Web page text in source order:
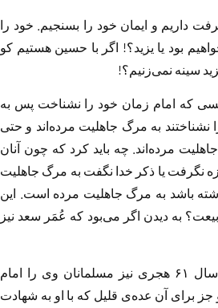
داریم و ایمان خود را بسنجیم. خود را
بود یا یزید؟! اگر با حسین هستیم کو
سینه نمی‌زنیم؟!
که امام زمان خود را نشناخت پس به
به مرگ جاهلیت مرده‌اند و حتی
مرده‌اند. چه باید کرد که چون آنان
نگرفت یا ذکر خدا نگفت به مرگ جاهلیت
باشد به مرگ جاهلیت مرده است. اين
به ديدن اگر مى‌بود كه عُمَر سعد نيز
امروز همگان حسین را امام سوم شیعیان می‌دانند. آیا در سال ۶۱ هجری نيز مسلمانان وى را امام
جز برای آن عده‌ی قلیل که با او به شهادت